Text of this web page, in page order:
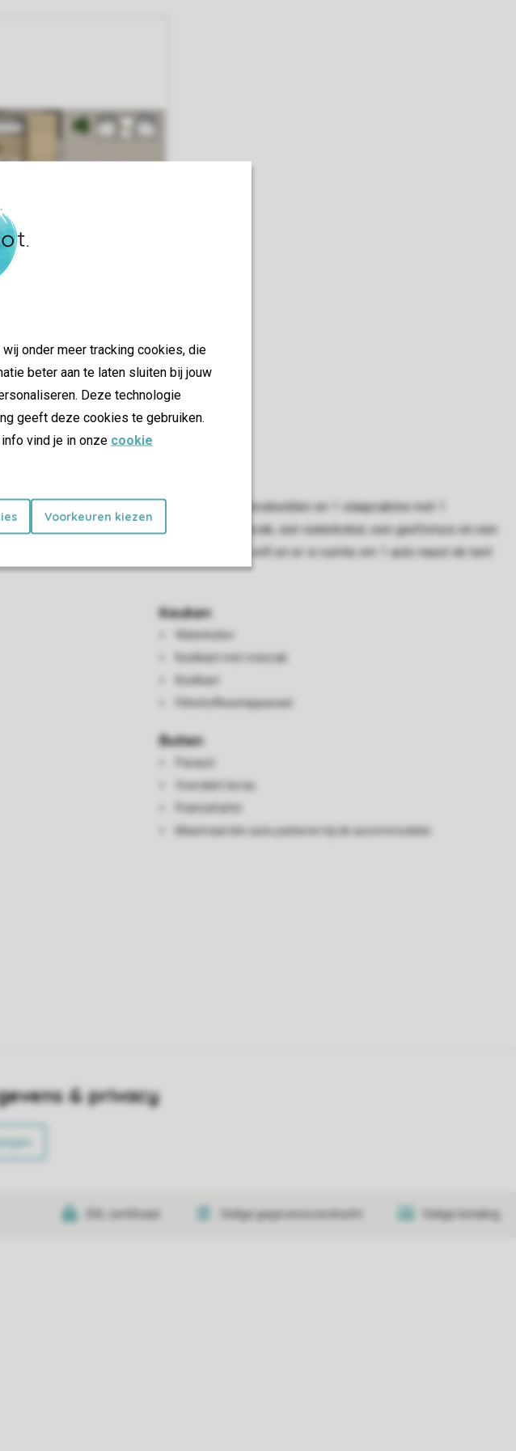
onder meer tracking cookies, die
beter aan te laten sluiten bij jouw
Deze technologie
geeft deze cookies te gebruiken.
vind je in onze cookie
Voorkeuren kiezen
een tweepersoonsbed, 1 met 2 eenpersoonsbedden en 1 slaapcabine met 1
van een koelkast met intern vriesvak, een waterkoker, een gasfornuis en een
de tent. Je kunt gratis gebruikmaken van wifi en er is ruimte om 1 auto naast de tent
Keuken
Waterkoker
Koelkast met vriesvak
Koelkast
Filterkoffiezetapparaat
Buiten
Parasol
Overdekt terras
Picknicktafel
Maximaal één auto parkeren bij de accommodatie
& privacy
SSL certificaat Veilige gegevensoverdracht Veilige betaling